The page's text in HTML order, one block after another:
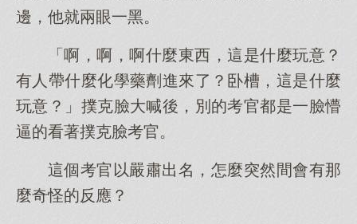
邊，他就兩眼一黑。
「啊，啊，啊什麼東西，這是什麼玩意？
有人帶什麼化學藥劑進來了？卧槽，這是什麼
玩意？」撲克臉大喊後，別的考官都是一臉懵
逼的看著撲克臉考官。
這個考官以嚴肅出名，怎麼突然間會有那
麼奇怪的反應？